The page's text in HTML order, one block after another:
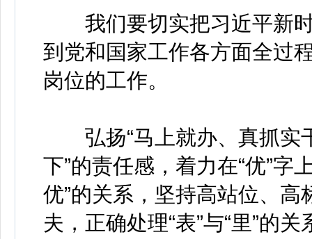
我们要切实把习近平新时
到党和国家工作各方面全过
岗位的工作。
弘扬“马上就办、真抓实
下”的责任感，着力在“优”字
优”的关系，坚持高站位、高
夫，正确处理“表”与“里”的